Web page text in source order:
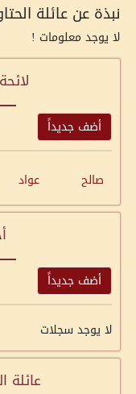
نبذة عن عائلة
لا يوجد معلومات !
أضف جديداً
صالح عواد
أضف جديداً
لا يوجد سجلات